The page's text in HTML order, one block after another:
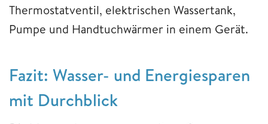
Thermostatventil, elektrischen Wassertank,
Pumpe und Handtuchwärmer in einem Gerät.
Fazit: Wasser- und Energiesparen
mit Durchblick